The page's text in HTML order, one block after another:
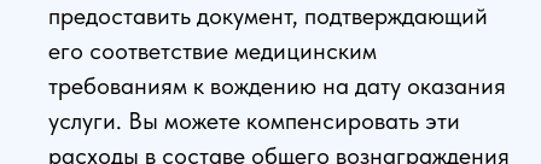
предоставить документ, подтверждающий
его соответствие медицинским
требованиям к вождению на дату оказания
услуги. Вы можете компенсировать эти
расходы в составе общего вознаграждения